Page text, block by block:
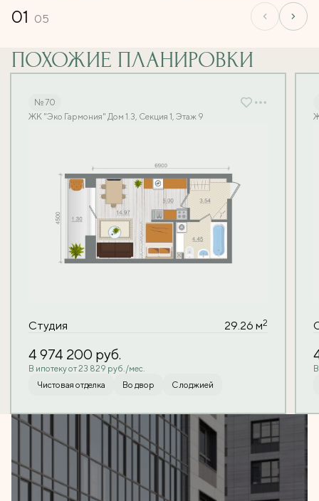
01 05
ПОХОЖИЕ ПЛАНИРОВКИ
№ 70
ЖК "Эко Гармония" Дом 1.3, Секция 1, Этаж 9
Студия 29.26 м2
4 974 200 руб.
В ипотеку от 23 829 руб./мес.
Чистовая отделка
Во двор С лоджией